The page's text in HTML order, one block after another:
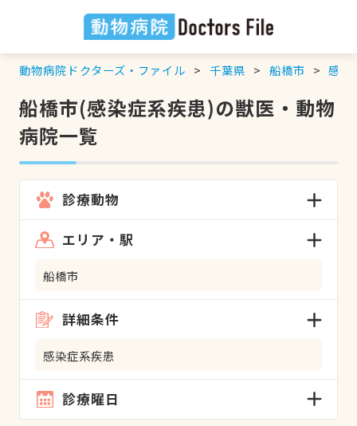
動物病院ドクターズ・ファイル 千葉県 船橋市 感染
船橋市(感染症系疾患)の獣医・動物
病院一覧
診療動物
エリア・駅
船橋市
詳細条件
感染症系疾患
診療曜日